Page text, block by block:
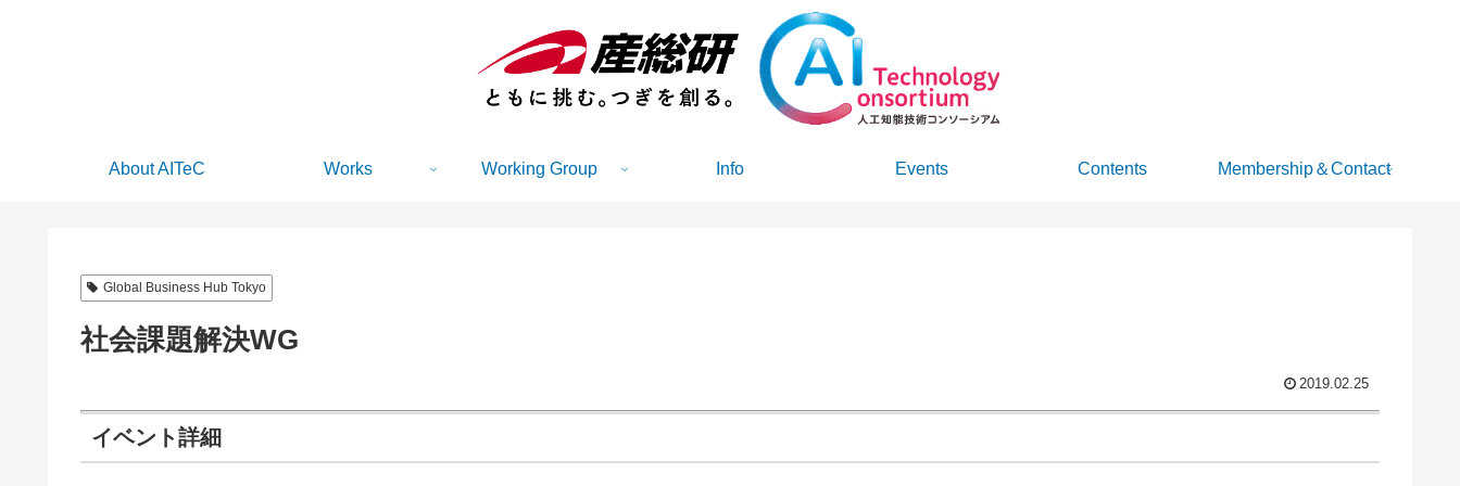
About AITeC Works Working Group Info Events Contents Membership＆Contact
Global Business Hub Tokyo
社会課題解決WG
2019.02.25
イベント詳細